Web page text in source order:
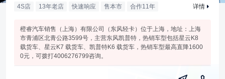
4S店 13年老店 快速响应 售本市 合作11年 详情
橙睿汽车销售（上海）有限公司（东风轻卡）位于上海，地址：上海
市青浦区北青公路3599号，主营东风凯普特，热销车型包括星云K8
载货车、星云K7 载货车、凯普特K6 载货车，热销车型最高直降1600
0元，可拨打4006276799咨询。